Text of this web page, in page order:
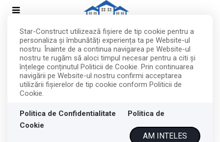
Star-Construct utilizează fişiere de tip cookie pentru a
personaliza și îmbunătăți experiența ta pe Website-ul
nostru. Înainte de a continua navigarea pe Website-ul
nostru te rugăm să aloci timpul necesar pentru a citi și
înțelege conținutul Politicii de Cookie. Prin continuarea
navigării pe Website-ul nostru confirmi acceptarea
utilizării fişierelor de tip cookie conform Politicii de
Cookie.
Politica de Confidentialitate
Politica de
Cookie
AM INTELES
Filtreaza
Vanzare